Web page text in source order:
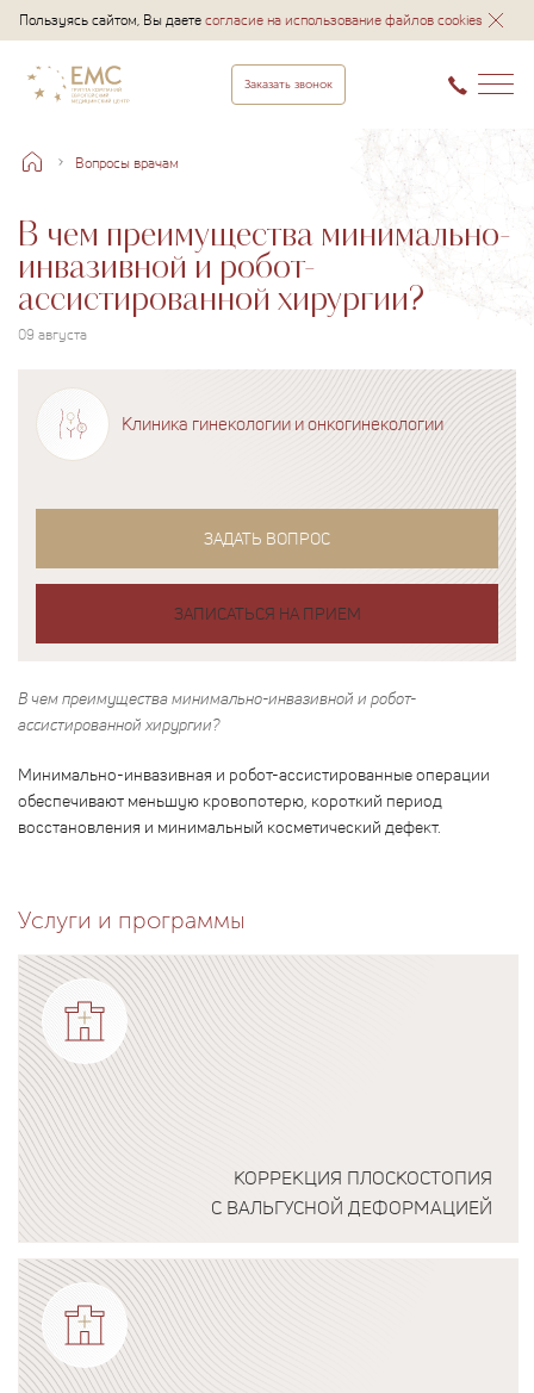
Пользуясь сайтом, Вы даетесогласие на использование файлов cookies
Заказать звонок
Вопросы врачам
В чем преимущества минимально-
инвазивной и робот-
ассистированной хирургии?
09 августа
Клиника гинекологии и онкогинекологии
ЗАДАТЬ ВОПРОС
ЗАПИСАТЬСЯ НА ПРИЕМ
В чем преимущества минимально-инвазивной и робот-
ассистированной хирургии?
Минимально-инвазивная и робот-ассистированные операции
обеспечивают меньшую кровопотерю, короткий период
восстановления и минимальный косметический дефект.
Услуги и программы
КОРРЕКЦИЯ ПЛОСКОСТОПИЯ
С ВАЛЬГУСНОЙ ДЕФОРМАЦИЕЙ
Подробнее о программе